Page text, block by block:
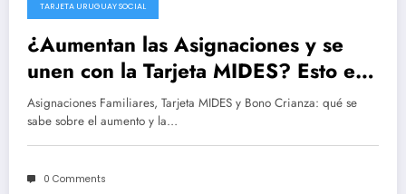
TARJETA URUGUAY SOCIAL
¿Aumentan las Asignaciones y se
unen con la Tarjeta MIDES? Esto es
lo que se sabe oficialmente
Asignaciones Familiares, Tarjeta MIDES y Bono Crianza: qué se
sabe sobre el aumento y la…
0 Comments